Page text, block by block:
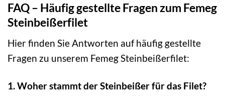
FAQ – Häufig gestellte Fragen zum Femeg
Steinbeißerfilet
Hier finden Sie Antworten auf häufig gestellte
Fragen zu unserem Femeg Steinbeißerfilet:
1. Woher stammt der Steinbeißer für das Filet?